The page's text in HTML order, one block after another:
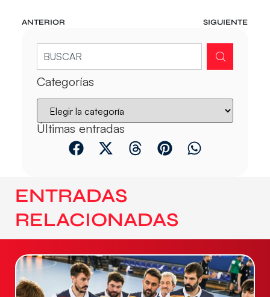
ANTERIOR SIGUIENTE
Categorías
Últimas entradas
ENTRADAS
RELACIONADAS